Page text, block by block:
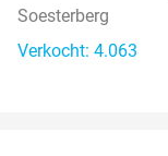
Soesterberg
Verkocht: 4.063